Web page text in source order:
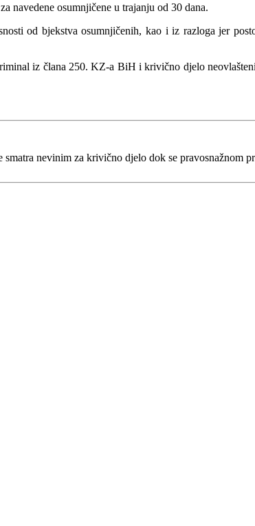
navedene osumnjičene u trajanju od 30 dana.
od bjekstva osumnjičenih, kao i iz razloga jer
iz člana 250. KZ-a BiH i krivično djelo
nevinim za krivično djelo dok se pravosnažnom